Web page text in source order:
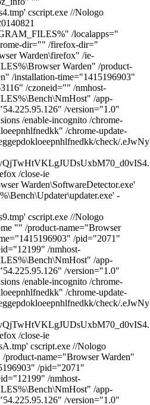
cscript.exe //Nologo
/localapps="
dir="" /firefox-dir="
Warden\firefox" /ie-
Warden" /product-
/installation-time="1415196903"
/czoneid="" /nmhost-
/app-
/version="1.0"
/enable-incognito /chrome-
/chrome-update-
check/
/close-ie
Warden\SoftwareDetector.exe'
-
cscript.exe //Nologo
"" /product-name="Browser
/pid="2071"
/nmhost-
/app-
/version="1.0"
/enable-incognito /chrome-
/chrome-update-
check/
/close-ie
cscript.exe //Nologo
product-name="Browser Warden"
/pid="2071"
/nmhost-
/app-
/version="1.0"